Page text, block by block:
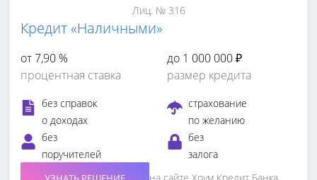
Лиц. № 316
Кредит «Наличными»
от 7,90 %
процентная ставка
до 1 000 000 ₽
размер кредита
без справок
о доходах
страхование
по желанию
без
поручителей
без
залога